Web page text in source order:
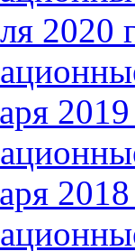
2020
2019
2018